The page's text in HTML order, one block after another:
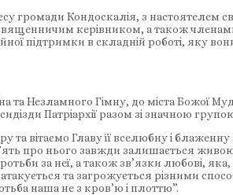
громади Кондоскалія, з настоятелем
керівником, а також
підтримки в складній роботі, яку
Незламного Гімну, до міста Божої
Патріархії разом зі значною
вітаємо Главу її вселюбну і блаженну
про нього завжди залишається
за неї, а також зв’язки любові,
та загрожується різними
наша не з кров’ю і плоттю”.